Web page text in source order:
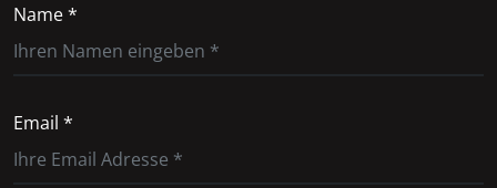
Name *
Email *